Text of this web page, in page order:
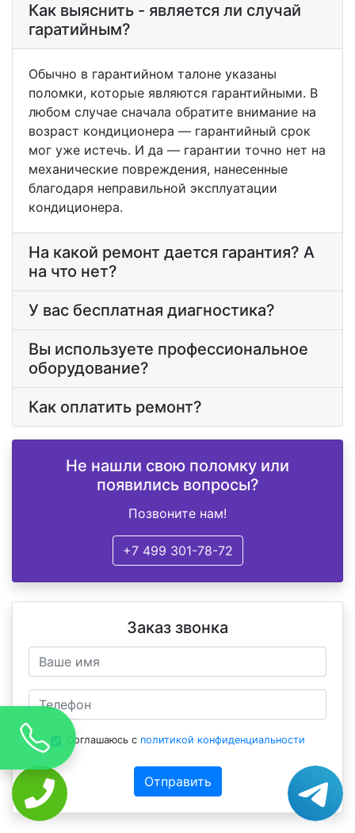
Как выяснить - является ли случай
гаратийным?
Обычно в гарантийном талоне указаны
поломки, которые являются гарантийными. В
любом случае сначала обратите внимание на
возраст кондиционера — гарантийный срок
мог уже истечь. И да — гарантии точно нет на
механические повреждения, нанесенные
благодаря неправильной эксплуатации
кондиционера.
На какой ремонт дается гарантия? А
на что нет?
У вас бесплатная диагностика?
Вы используете профессиональное
оборудование?
Как оплатить ремонт?
Не нашли свою поломку или
появились вопросы?
Позвоните нам!
+7 499 301-78-72
Заказ звонка
Соглашаюсь с политикой конфиденциальности
Отправить